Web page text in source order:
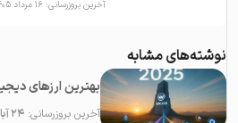
آخرین بروزرسانی: ۱۶ مرداد ۱۴۰۵ ۱۵:۴۶
نوشته‌های مشابه
آخرین بروزرسانی:۲۴ آبان ۱۴۰۴